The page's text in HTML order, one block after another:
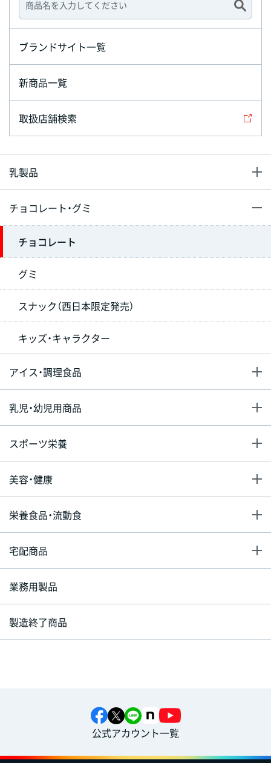
ブランドサイト一覧
新商品一覧
取扱店舗検索
乳製品
チョコレート・グミ
チョコレート
グミ
スナック（西日本限定発売）
キッズ・キャラクター
アイス・調理食品
乳児・幼児用商品
スポーツ栄養
美容・健康
栄養食品・流動食
宅配商品
業務用製品
製造終了商品
公式アカウント一覧